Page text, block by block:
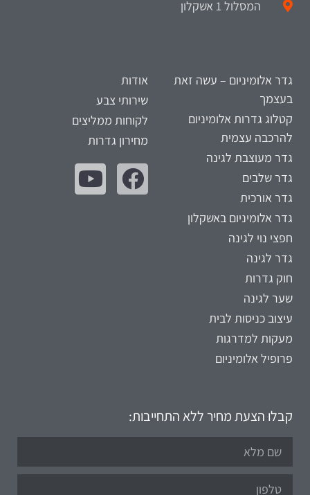
המסלול 1 אשקלון
גדר אלומיניום – עשה זאת
בעצמך
קטלוג גדרות אלומיניום
להרכבה עצמית
גדר מעוצבת לגינה
גדר שלבים
גדר אורכית
גדר אלומיניום באשקלון
חפצי נוי לגינה
גדר לגינה
חוק גדרות
שער לגינה
עיצוב כניסות לבית
מעקות למדרגות
פרופיל אלומיניום
אודות
שירותי צבע
לקוחות ממליצים
מחירון גדרות
קבלו הצעת מחיר ללא התחייבות: